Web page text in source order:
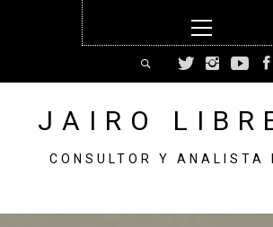
Menu
JAIRO
CONSULTOR Y ANALISTA